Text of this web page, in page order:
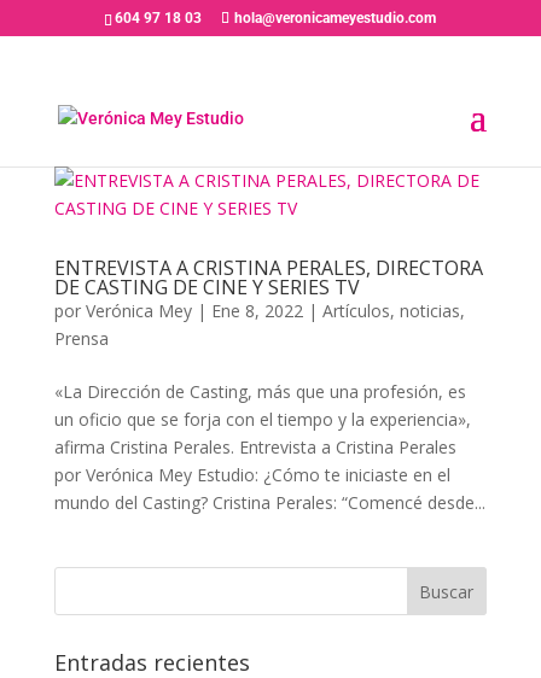
604 97 18 03 hola@veronicameyestudio.com
ENTREVISTA A CRISTINA PERALES, DIRECTORA
DE CASTING DE CINE Y SERIES TV
por Verónica Mey| Ene 8, 2022| Artículos, noticias,
Prensa
«La Dirección de Casting, más que una profesión, es
un oficio que se forja con el tiempo y la experiencia»,
afirma Cristina Perales. Entrevista a Cristina Perales
por Verónica Mey Estudio: ¿Cómo te iniciaste en el
mundo del Casting? Cristina Perales: “Comencé desde...
Entradas recientes